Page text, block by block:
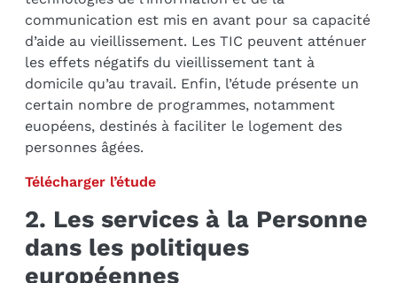
communication est mis en avant pour sa capacité
d’aide au vieillissement. Les TIC peuvent atténuer
les effets négatifs du vieillissement tant à
domicile qu’au travail. Enfin, l’étude présente un
certain nombre de programmes, notamment
euopéens, destinés à faciliter le logement des
personnes âgées.
Télécharger l’étude
2. Les services à la Personne
dans les politiques
européennes